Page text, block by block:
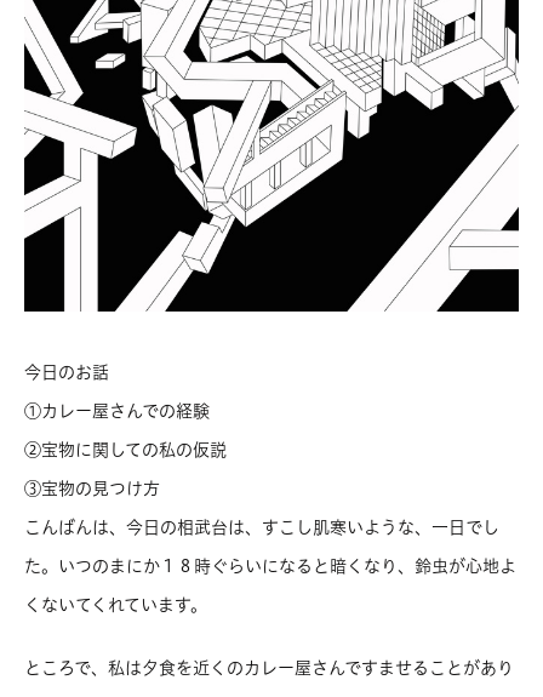
今日のお話
①カレー屋さんでの経験
②宝物に関しての私の仮説
③宝物の見つけ方
こんばんは、今日の相武台は、すこし肌寒いような、一日でし
た。いつのまにか１８時ぐらいになると暗くなり、鈴虫が心地よ
くないてくれています。
ところで、私は夕食を近くのカレー屋さんですませることがあり